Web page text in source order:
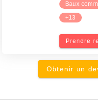
Baux
+13
Prendre
Obtenir un